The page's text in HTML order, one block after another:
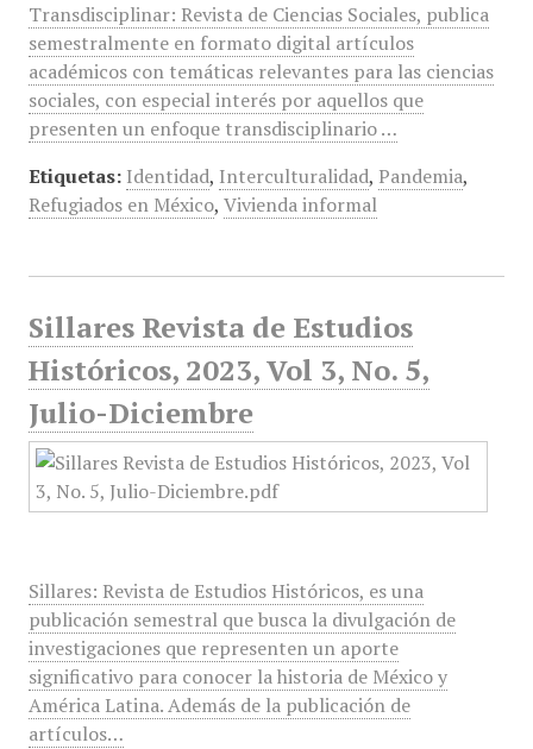
Transdisciplinar: Revista de Ciencias Sociales, publica
semestralmente en formato digital artículos
académicos con temáticas relevantes para las ciencias
sociales, con especial interés por aquellos que
presenten un enfoque transdisciplinario …
Etiquetas: Identidad, Interculturalidad, Pandemia,
Refugiados en México, Vivienda informal
Sillares Revista de Estudios
Históricos, 2023, Vol 3, No. 5,
Julio-Diciembre
Sillares: Revista de Estudios Históricos, es una
publicación semestral que busca la divulgación de
investigaciones que representen un aporte
significativo para conocer la historia de México y
América Latina. Además de la publicación de
artículos…